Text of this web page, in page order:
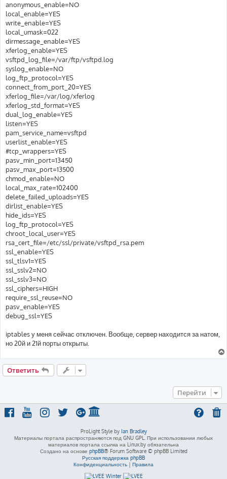
anonymous_enable=NO
local_enable=YES
write_enable=YES
local_umask=022
dirmessage_enable=YES
xferlog_enable=YES
vsftpd_log_file=/var/ftp/vsftpd.log
syslog_enable=NO
log_ftp_protocol=YES
connect_from_port_20=YES
xferlog_file=/var/log/xferlog
xferlog_std_format=YES
dual_log_enable=YES
listen=YES
pam_service_name=vsftpd
userlist_enable=YES
#tcp_wrappers=YES
pasv_min_port=13450
pasv_max_port=13500
chmod_enable=NO
local_max_rate=102400
delete_failed_uploads=YES
dirlist_enable=YES
hide_ids=YES
log_ftp_protocol=YES
chroot_local_user=YES
rsa_cert_file=/etc/ssl/private/vsftpd_rsa.pem
ssl_enable=YES
ssl_tlsv1=YES
ssl_sslv2=NO
ssl_sslv3=NO
ssl_ciphers=HIGH
require_ssl_reuse=NO
pasv_enable=YES
debug_ssl=YES
iptables у меня сейчас отключен. Вообще, сервер находится за натом,
но 20й и 21й порты открыты.
Ответить
Перейти
ProLight Style by Ian Bradley
Материалы портала распространяются под GNU GPL. При использовании любых
материалов портала ссылка на Linux.by обязательна
Создано на основе phpBB® Forum Software © phpBB Limited
Русская поддержка phpBB
Конфиденциальность | Правила